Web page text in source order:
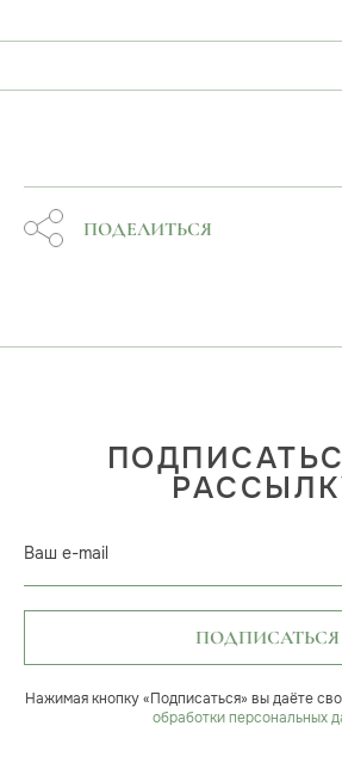
ПОДЕЛИТЬСЯ
Ваш e-mail
ПОДПИСАТЬСЯ
Нажимая кнопку «Подписаться» вы даёте
обработки персональных